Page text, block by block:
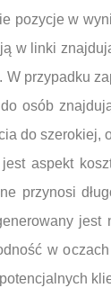
pozycje w
w linki
przypadku
osób
do szerokiej,
aspekt
przynosi
jest
w